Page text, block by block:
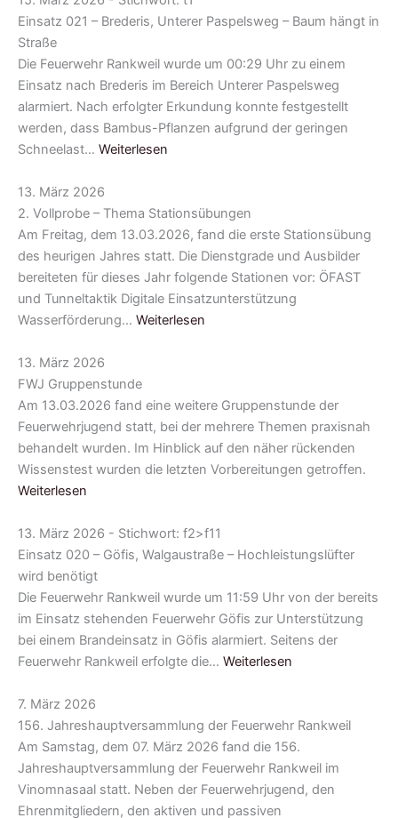
Einsatz 021 – Brederis, Unterer Paspelsweg – Baum hängt in
Straße
Die Feuerwehr Rankweil wurde um 00:29 Uhr zu einem
Einsatz nach Brederis im Bereich Unterer Paspelsweg
alarmiert. Nach erfolgter Erkundung konnte festgestellt
werden, dass Bambus-Pflanzen aufgrund der geringen
Schneelast… Weiterlesen
13. März 2026
2. Vollprobe – Thema Stationsübungen
Am Freitag, dem 13.03.2026, fand die erste Stationsübung
des heurigen Jahres statt. Die Dienstgrade und Ausbilder
bereiteten für dieses Jahr folgende Stationen vor: ÖFAST
und Tunneltaktik Digitale Einsatzunterstützung
Wasserförderung… Weiterlesen
13. März 2026
FWJ Gruppenstunde
Am 13.03.2026 fand eine weitere Gruppenstunde der
Feuerwehrjugend statt, bei der mehrere Themen praxisnah
behandelt wurden. Im Hinblick auf den näher rückenden
Wissenstest wurden die letzten Vorbereitungen getroffen.
Weiterlesen
13. März 2026 - Stichwort: f2>f11
Einsatz 020 – Göfis, Walgaustraße – Hochleistungslüfter
wird benötigt
Die Feuerwehr Rankweil wurde um 11:59 Uhr von der bereits
im Einsatz stehenden Feuerwehr Göfis zur Unterstützung
bei einem Brandeinsatz in Göfis alarmiert. Seitens der
Feuerwehr Rankweil erfolgte die… Weiterlesen
7. März 2026
156. Jahreshauptversammlung der Feuerwehr Rankweil
Am Samstag, dem 07. März 2026 fand die 156.
Jahreshauptversammlung der Feuerwehr Rankweil im
Vinomnasaal statt. Neben der Feuerwehrjugend, den
Ehrenmitgliedern, den aktiven und passiven